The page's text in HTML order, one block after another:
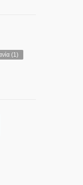
(1)